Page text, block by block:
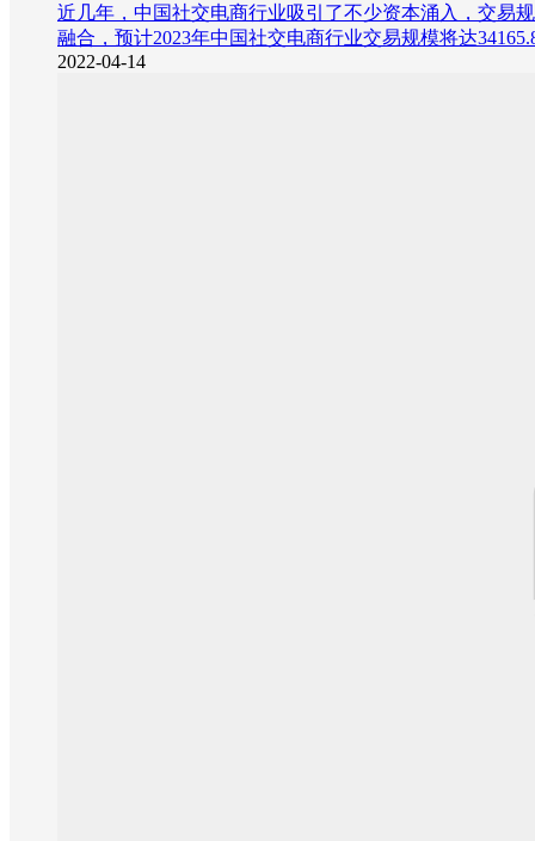
近几年，中国社交电商行业吸引了不少资本涌入，交易
融合，预计2023年中国社交电商行业交易规模将达
2022-04-14